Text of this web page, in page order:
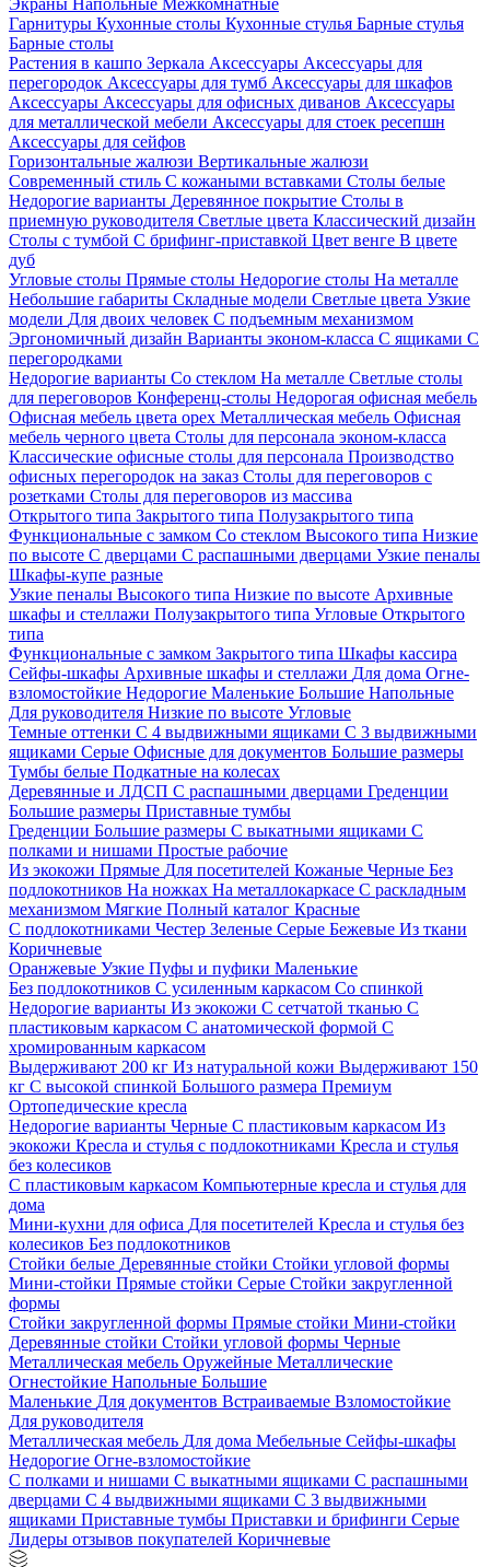
Экраны Напольные Межкомнатные
Гарнитуры Кухонные столы Кухонные стулья Барные стулья
Барные столы
Растения в кашпо Зеркала Аксессуары Аксессуары для
перегородок Аксессуары для тумб Аксессуары для шкафов
Аксессуары Аксессуары для офисных диванов Аксессуары
для металлической мебели Аксессуары для стоек ресепшн
Аксессуары для сейфов
Горизонтальные жалюзи Вертикальные жалюзи
Современный стиль С кожаными вставками Столы белые
Недорогие варианты Деревянное покрытие Столы в
приемную руководителя Светлые цвета Классический дизайн
Столы с тумбой С брифинг-приставкой Цвет венге В цвете
дуб
Угловые столы Прямые столы Недорогие столы На металле
Небольшие габариты Складные модели Светлые цвета Узкие
модели Для двоих человек С подъемным механизмом
Эргономичный дизайн Варианты эконом-класса С ящиками С
перегородками
Недорогие варианты Со стеклом На металле Светлые столы
для переговоров Конференц-столы Недорогая офисная мебель
Офисная мебель цвета орех Металлическая мебель Офисная
мебель черного цвета Столы для персонала эконом-класса
Классические офисные столы для персонала Производство
офисных перегородок на заказ Столы для переговоров с
розетками Столы для переговоров из массива
Открытого типа Закрытого типа Полузакрытого типа
Функциональные с замком Со стеклом Высокого типа Низкие
по высоте С дверцами С распашными дверцами Узкие пеналы
Шкафы-купе разные
Узкие пеналы Высокого типа Низкие по высоте Архивные
шкафы и стеллажи Полузакрытого типа Угловые Открытого
типа
Функциональные с замком Закрытого типа Шкафы кассира
Сейфы-шкафы Архивные шкафы и стеллажи Для дома Огне-
взломостойкие Недорогие Маленькие Большие Напольные
Для руководителя Низкие по высоте Угловые
Темные оттенки С 4 выдвижными ящиками С 3 выдвижными
ящиками Серые Офисные для документов Большие размеры
Тумбы белые Подкатные на колесах
Деревянные и ЛДСП С распашными дверцами Греденции
Большие размеры Приставные тумбы
Греденции Большие размеры С выкатными ящиками С
полками и нишами Простые рабочие
Из экокожи Прямые Для посетителей Кожаные Черные Без
подлокотников На ножках На металлокаркасе С раскладным
механизмом Мягкие Полный каталог Красные
С подлокотниками Честер Зеленые Серые Бежевые Из ткани
Коричневые
Оранжевые Узкие Пуфы и пуфики Маленькие
Без подлокотников С усиленным каркасом Со спинкой
Недорогие варианты Из экокожи С сетчатой тканью С
пластиковым каркасом С анатомической формой С
хромированным каркасом
Выдерживают 200 кг Из натуральной кожи Выдерживают 150
кг С высокой спинкой Большого размера Премиум
Ортопедические кресла
Недорогие варианты Черные С пластиковым каркасом Из
экокожи Кресла и стулья с подлокотниками Кресла и стулья
без колесиков
С пластиковым каркасом Компьютерные кресла и стулья для
дома
Мини-кухни для офиса Для посетителей Кресла и стулья без
колесиков Без подлокотников
Стойки белые Деревянные стойки Стойки угловой формы
Мини-стойки Прямые стойки Серые Стойки закругленной
формы
Стойки закругленной формы Прямые стойки Мини-стойки
Деревянные стойки Стойки угловой формы Черные
Металлическая мебель Оружейные Металлические
Огнестойкие Напольные Большие
Маленькие Для документов Встраиваемые Взломостойкие
Для руководителя
Металлическая мебель Для дома Мебельные Сейфы-шкафы
Недорогие Огне-взломостойкие
С полками и нишами С выкатными ящиками С распашными
дверцами С 4 выдвижными ящиками С 3 выдвижными
ящиками Приставные тумбы Приставки и брифинги Серые
Лидеры отзывов покупателей Коричневые